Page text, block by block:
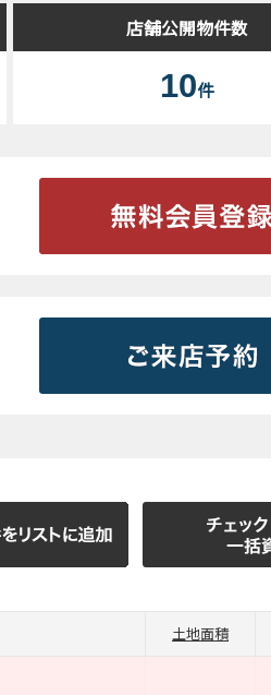
店舗公開物件数
10件
土地面積